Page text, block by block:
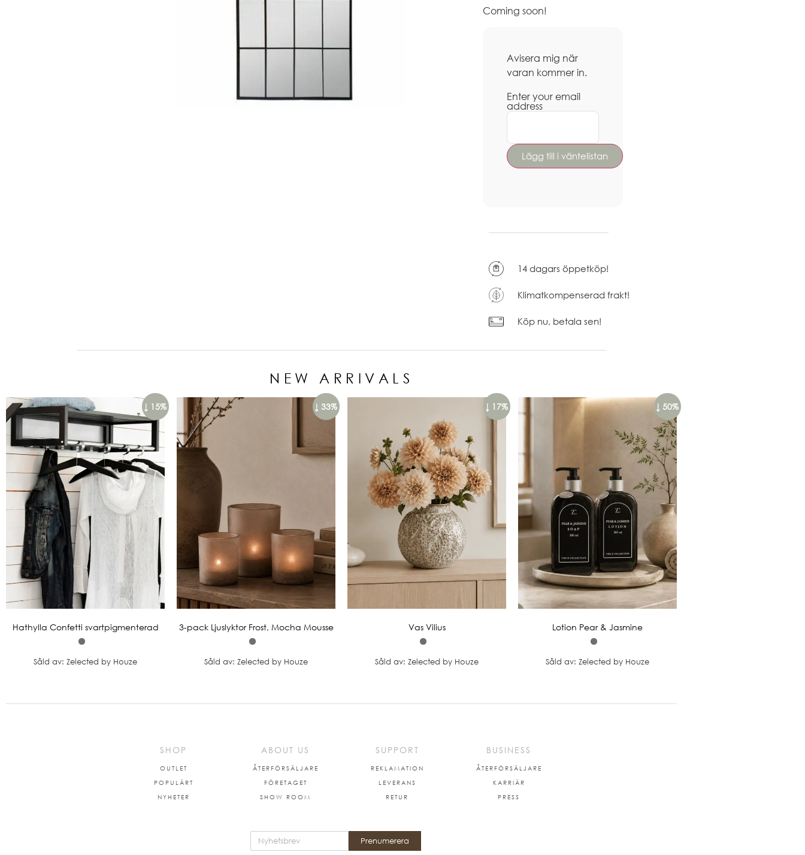
Coming soon!
Avisera mig när
varan kommer in.
Enter your email
address
14 dagars öppetköp!
Klimatkompenserad frakt!
Köp nu, betala sen!
NEW ARRIVALS
↓ 15%
Hathylla Confetti svartpigmenterad
Såld av: Zelected by Houze
↓ 33%
3-pack Ljuslyktor Frost, Mocha Mousse
Såld av: Zelected by Houze
↓ 17%
Vas Vilius
Såld av: Zelected by Houze
↓ 50%
Lotion Pear & Jasmine
Såld av: Zelected by Houze
SHOP
OUTLET
POPULÄRT
NYHETER
ABOUT US
ÅTERFÖRSÄLJARE
FÖRETAGET
SHOW ROOM
SUPPORT
REKLAMATION
LEVERANS
RETUR
BUSINESS
ÅTERFÖRSÄLJARE
KARRIÄR
PRESS
Prenumerera